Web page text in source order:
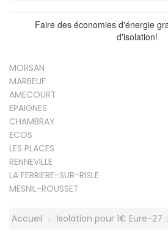
Faire des économies d'énergie
d'isolation!
MORSAN
MARBEUF
AMECOURT
EPAIGNES
CHAMBRAY
ECOS
LES PLACES
RENNEVILLE
LA FERRIERE-SUR-RISLE
MESNIL-ROUSSET
Accueil Isolation pour 1€ Eure-27